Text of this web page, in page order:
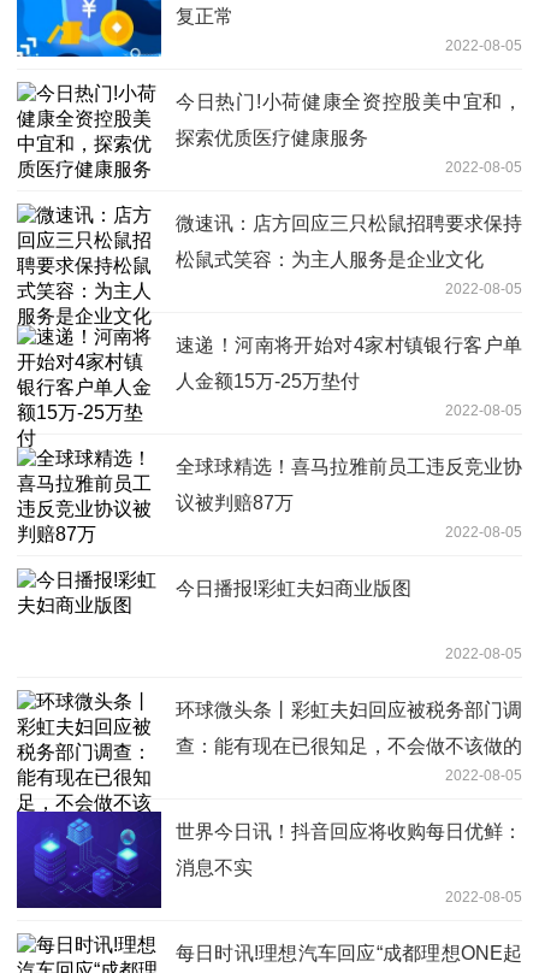
复正常
2022-08-05
今日热门!小荷健康全资控股美中宜和，
探索优质医疗健康服务
2022-08-05
微速讯：店方回应三只松鼠招聘要求保持
松鼠式笑容：为主人服务是企业文化
2022-08-05
速递！河南将开始对4家村镇银行客户单
人金额15万-25万垫付
2022-08-05
全球球精选！喜马拉雅前员工违反竞业协
议被判赔87万
2022-08-05
今日播报!彩虹夫妇商业版图
2022-08-05
环球微头条丨彩虹夫妇回应被税务部门调
查：能有现在已很知足，不会做不该做的
2022-08-05
世界今日讯！抖音回应将收购每日优鲜：
消息不实
2022-08-05
每日时讯!理想汽车回应“成都理想ONE起